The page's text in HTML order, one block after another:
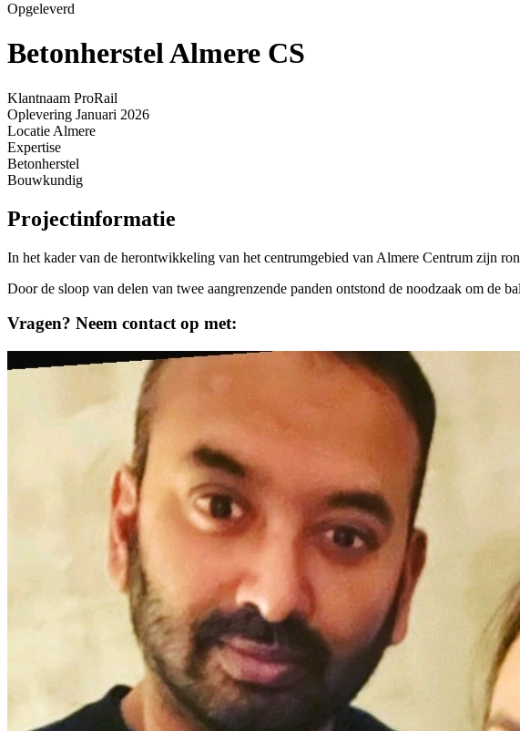
Opgeleverd
Betonherstel Almere CS
Home»Projecten»
Klantnaam ProRail
Oplevering Januari 2026
Locatie Almere
Expertise
Betonherstel
Bouwkundig
Projectinformatie
In het kader van de herontwikkeling van het centrumgebied van Almere Centrum zijn
Door de sloop van delen van twee aangrenzende panden ontstond de noodzaak om de
Vragen? Neem contact op met: